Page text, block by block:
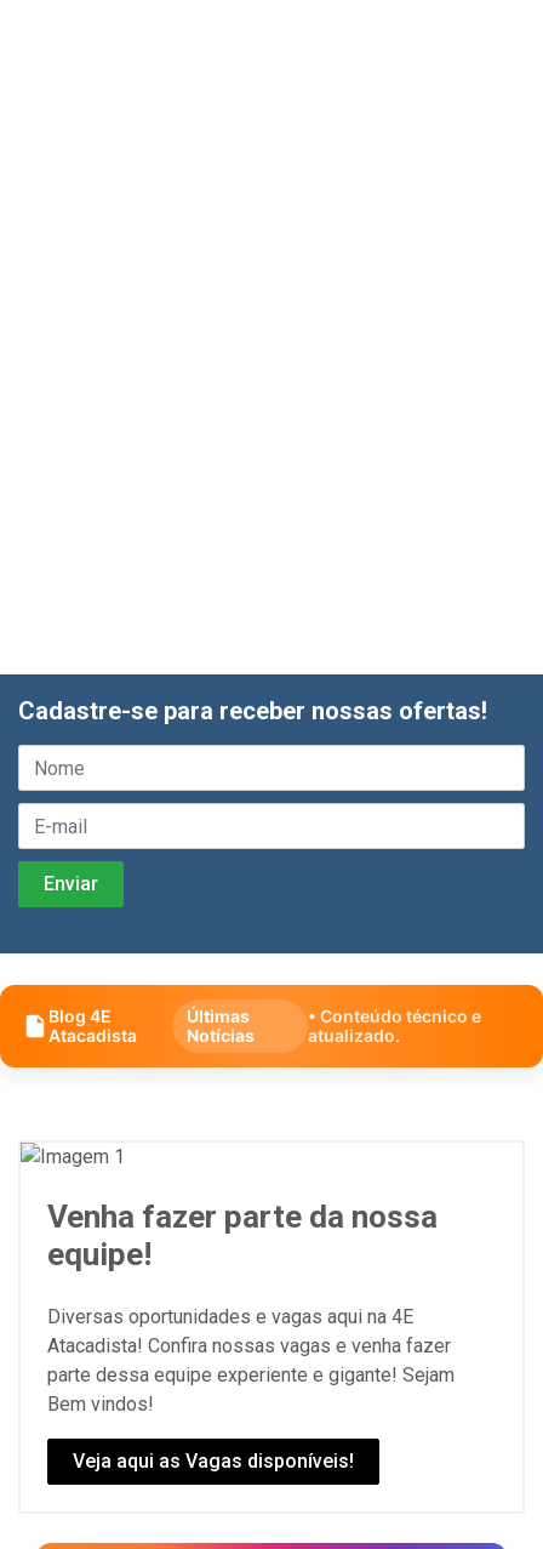
Cadastre-se para receber nossas ofertas!
Blog 4E
Atacadista
Últimas
Notícias
• Conteúdo técnico e
atualizado.
Venha fazer parte da nossa
equipe!
Diversas oportunidades e vagas aqui na 4E
Atacadista! Confira nossas vagas e venha fazer
parte dessa equipe experiente e gigante! Sejam
Bem vindos!
Veja aqui as Vagas disponíveis!